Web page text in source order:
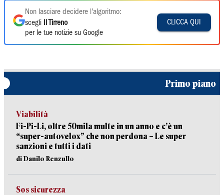
Non lasciare decidere l'algoritmo:
scegli
Il Tirreno
per le tue notizie su Google
CLICCA QUI
Primo piano
Viabilità
Fi-Pi-Li, oltre 50mila multe in un anno e c’è un
“super-autovelox” che non perdona – Le super
sanzioni e tutti i dati
di Danilo Renzullo
Sos sicurezza